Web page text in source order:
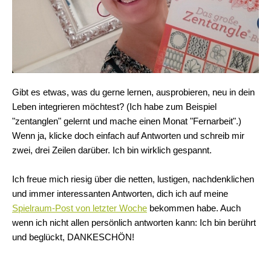
Gibt es etwas, was du gerne lernen, ausprobieren, neu in dein
Leben integrieren möchtest? (Ich habe zum Beispiel
"zentanglen" gelernt und mache einen Monat "Fernarbeit".)
Wenn ja, klicke doch einfach auf Antworten und schreib mir
zwei, drei Zeilen darüber. Ich bin wirklich gespannt.
Ich freue mich riesig über die netten, lustigen, nachdenklichen
und immer interessanten Antworten, dich ich auf meine
Spielraum-Post von letzter Woche bekommen habe. Auch
wenn ich nicht allen persönlich antworten kann: Ich bin berührt
und beglückt, DANKESCHÖN!